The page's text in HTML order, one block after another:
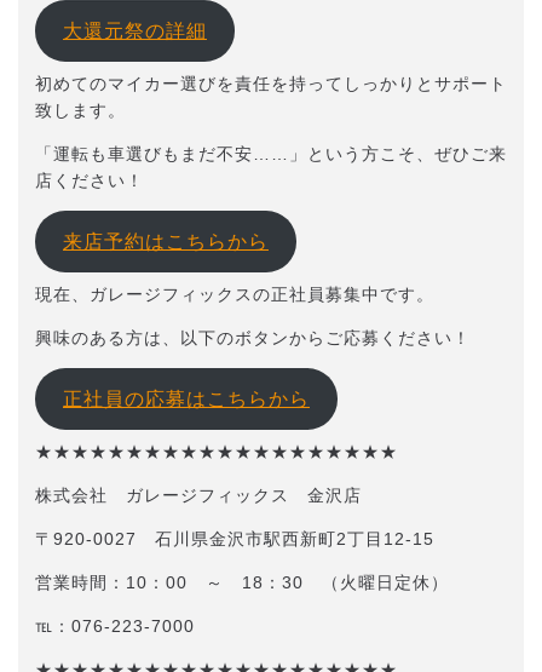
大還元祭の詳細
初めてのマイカー選びを責任を持ってしっかりとサポート
致します。
「運転も車選びもまだ不安……」という方こそ、ぜひご来
店ください！
来店予約はこちらから
現在、ガレージフィックスの正社員募集中です。
興味のある方は、以下のボタンからご応募ください！
正社員の応募はこちらから
★★★★★★★★★★★★★★★★★★★★
株式会社 ガレージフィックス 金沢店
〒920-0027 石川県金沢市駅西新町2丁目12-15
営業時間：10：00 ～ 18：30 （火曜日定休）
℡：076-223-7000